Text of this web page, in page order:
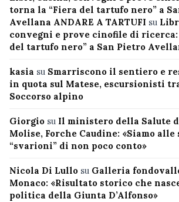
torna la “Fiera del tartufo nero” a
Avellana ANDARE A TARTUFI su
convegni e prove cinofile di
del tartufo nero” a San Pietro
kasia su Smarriscono il sentiero e
in quota sul Matese, escursionisti
Soccorso alpino
Giorgio su Il ministero della Salute
Molise, Forche Caudine: «Siamo alle
“svarioni” di non poco conto»
Nicola Di Lullo su Galleria
Monaco: «Risultato storico che
politica della Giunta D’Alfonso»